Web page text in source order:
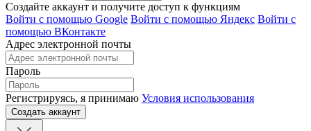
Создайте аккаунт и получите доступ к функциям
Войти с помощью Google Войти с помощью Яндекс Войти с
помощью ВКонтакте
Адрес электронной почты
Пароль
Регистрируясь, я принимаю Условия использования